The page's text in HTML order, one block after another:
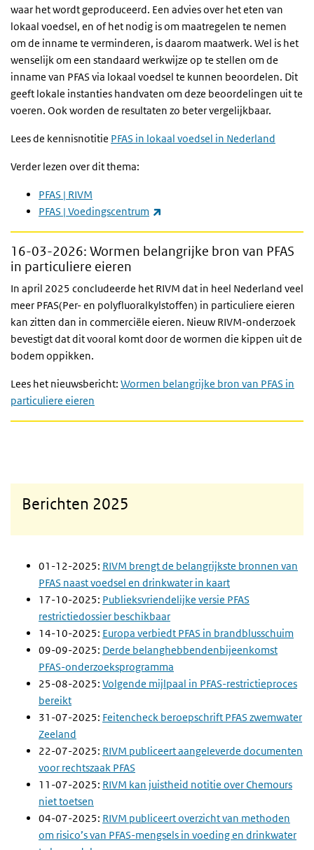
waar het wordt geproduceerd. Een advies over het eten van
lokaal voedsel, en of het nodig is om maatregelen te nemen
om de inname te verminderen, is daarom maatwerk. Wel is het
wenselijk om een standaard werkwijze op te stellen om de
inname van PFAS via lokaal voedsel te kunnen beoordelen. Dit
geeft lokale instanties handvaten om deze beoordelingen uit te
voeren. Ook worden de resultaten zo beter vergelijkbaar.
Lees de kennisnotitie PFAS in lokaal voedsel in Nederland
Verder lezen over dit thema:
PFAS | RIVM
PFAS | Voedingscentrum
16-03-2026: Wormen belangrijke bron van PFAS
in particuliere eieren
In april 2025 concludeerde het RIVM dat in heel Nederland veel
meer PFAS(Per- en polyfluoralkylstoffen) in particuliere eieren
kan zitten dan in commerciële eieren. Nieuw RIVM-onderzoek
bevestigt dat dit vooral komt door de wormen die kippen uit de
bodem oppikken.
Lees het nieuwsbericht: Wormen belangrijke bron van PFAS in
particuliere eieren
Berichten 2025
01-12-2025: RIVM brengt de belangrijkste bronnen van
PFAS naast voedsel en drinkwater in kaart
17-10-2025: Publieksvriendelijke versie PFAS
restrictiedossier beschikbaar
14-10-2025: Europa verbiedt PFAS in brandblusschuim
09-09-2025: Derde belanghebbendenbijeenkomst
PFAS-onderzoeksprogramma
25-08-2025: Volgende mijlpaal in PFAS-restrictieproces
bereikt
31-07-2025: Feitencheck beroepschrift PFAS zwemwater
Zeeland
22-07-2025: RIVM publiceert aangeleverde documenten
voor rechtszaak PFAS
11-07-2025: RIVM kan juistheid notitie over Chemours
niet toetsen
04-07-2025: RIVM publiceert overzicht van methoden
om risico’s van PFAS-mengsels in voeding en drinkwater